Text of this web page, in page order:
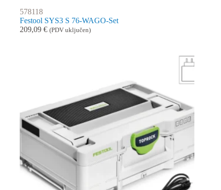
578118
Festool SYS3 S 76-WAGO-Set
209,09 € (PDV uključen)